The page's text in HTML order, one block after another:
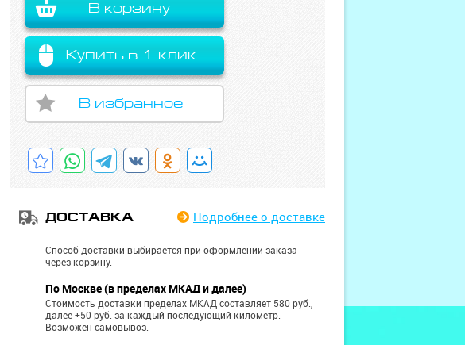
В корзину
Купить в 1 клик
В избранное
ДОСТАВКА Подробнее о доставке
Способ доставки выбирается при оформлении заказа
через корзину.
По Москве (в пределах МКАД и далее)
Стоимость доставки пределах МКАД составляет 580 руб.,
далее +50 руб. за каждый последующий километр.
Возможен самовывоз.